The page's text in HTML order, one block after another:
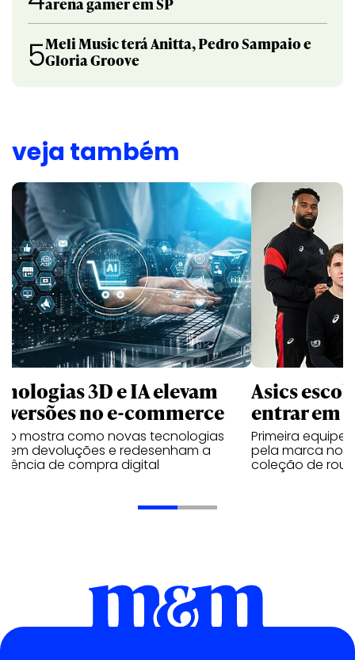
5Meli Music terá Anitta, Pedro Sampaio e
Gloria Groove
veja também
3D e IA elevam
no e-commerce
mostra como novas tecnologias
devoluções e redesenham a
de compra digital
Asics
entrar em
Primeira
pela marca no
coleção de